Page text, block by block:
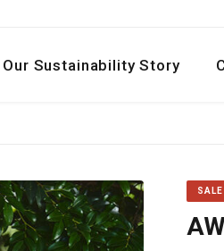
Our Sustainability Story
SALE